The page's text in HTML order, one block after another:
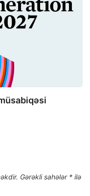
Gərəkli sahələr * ilə